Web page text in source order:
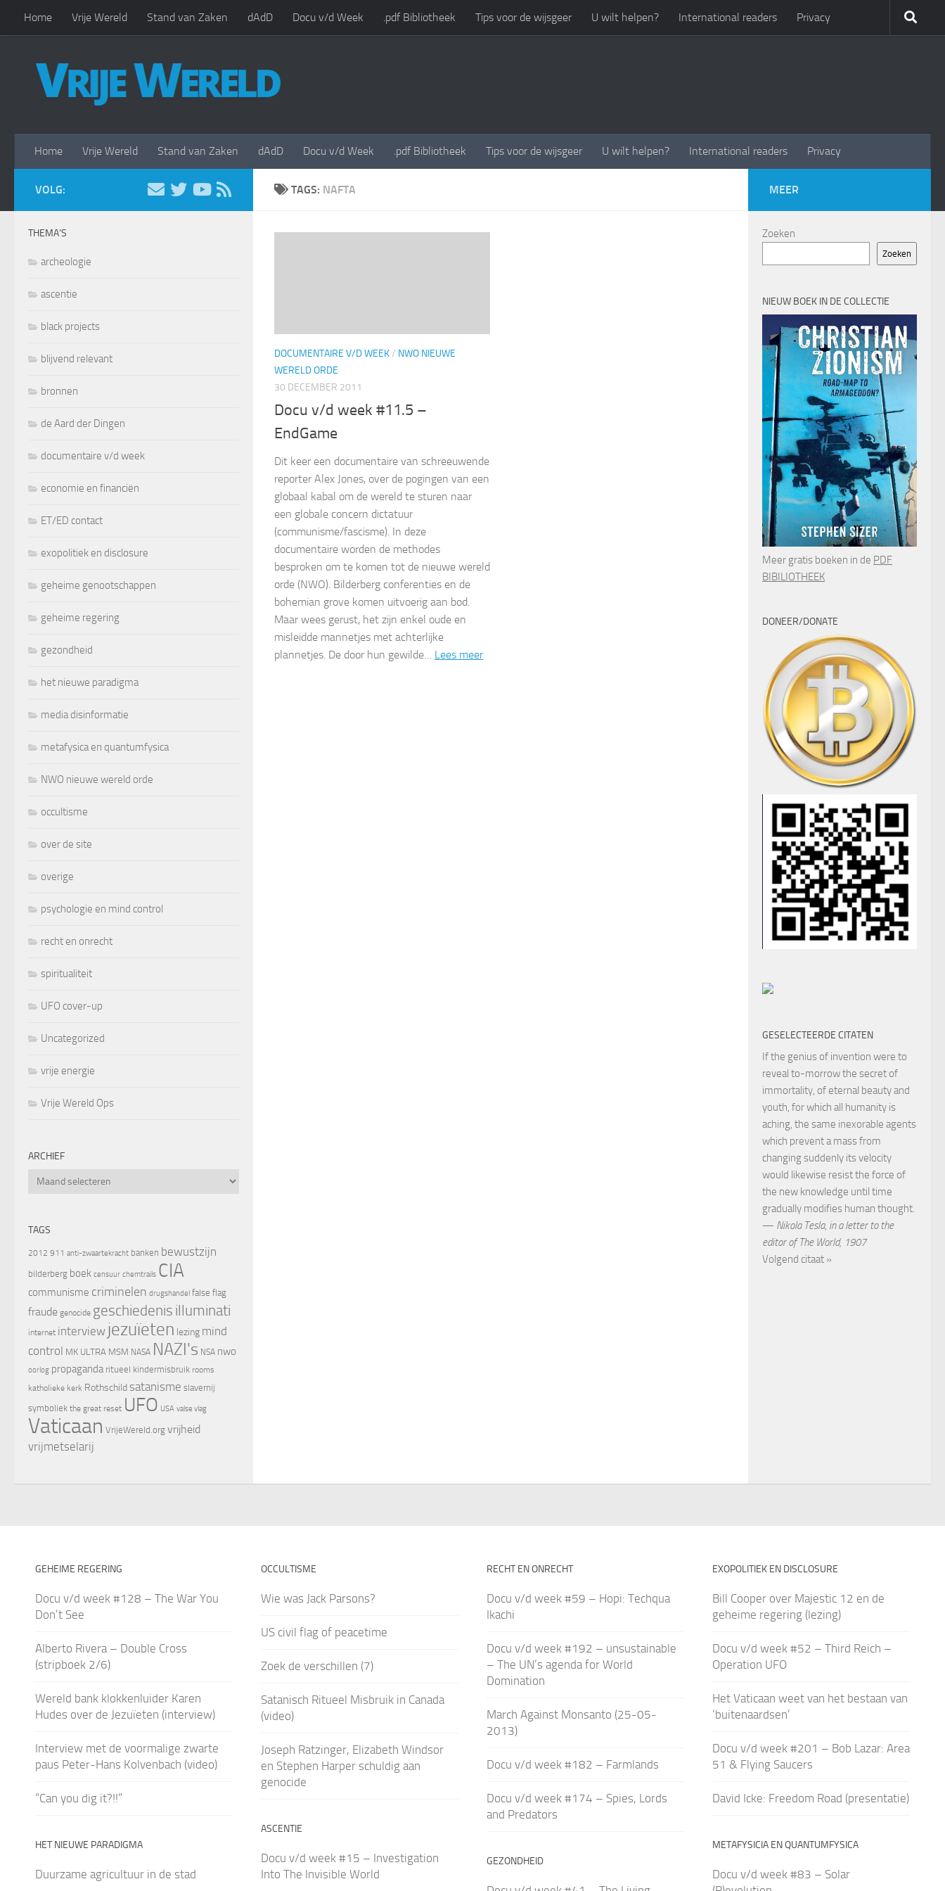
Doorgaan naar inhoud
Home Vrije Wereld Stand van Zaken dAdD Docu v/d Week .pdf Bibliotheek Tips voor de wijsgeer U wilt helpen? International readers Privacy
Home Vrije Wereld Stand van Zaken dAdD Docu v/d Week .pdf Bibliotheek Tips voor de wijsgeer U wilt helpen? International readers Privacy
TAGS: NAFTA
DOCUMENTAIRE V/D WEEK/ NWO NIEUWE
WERELD ORDE
30 DECEMBER 2011
Docu v/d week #11.5 –
EndGame
Dit keer een documentaire van schreeuwende
reporter Alex Jones, over de pogingen van een
globaal kabal om de wereld te sturen naar
een globale concern dictatuur
(communisme/fascisme). In deze
documentaire worden de methodes
besproken om te komen tot de nieuwe wereld
orde (NWO). Bilderberg conferenties en de
bohemian grove komen uitvoerig aan bod.
Maar wees gerust, het zijn enkel oude en
misleidde mannetjes met achterlijke
plannetjes. De door hun gewilde… Lees meer
VOLG:
THEMA’S
archeologie
ascentie
black projects
blijvend relevant
bronnen
de Aard der Dingen
documentaire v/d week
economie en financiën
ET/ED contact
exopolitiek en disclosure
geheime genootschappen
geheime regering
gezondheid
het nieuwe paradigma
media disinformatie
metafysica en quantumfysica
NWO nieuwe wereld orde
occultisme
over de site
overige
psychologie en mind control
recht en onrecht
spiritualiteit
UFO cover-up
Uncategorized
vrije energie
Vrije Wereld Ops
ARCHIEF
Archief
TAGS
2012 911 anti-zwaartekracht banken bewustzijn
bilderberg boek censuur chemtrails CIA
communisme criminelen drugshandel false flag
fraude genocide geschiedenis illuminati
internet interview jezuïeten lezing mind
control MK ULTRA MSM NASA NAZI's NSA nwo
oorlog propaganda ritueel kindermisbruik rooms
katholieke kerk Rothschild satanisme slavernij
symboliek the great reset UFO USA valse vlag
Vaticaan VrijeWereld.org vrijheid
vrijmetselarij
MEER
Zoeken
Zoeken
NIEUW BOEK IN DE COLLECTIE
Meer gratis boeken in de PDF
BIBILIOTHEEK
DONEER/DONATE
GESELECTEERDE CITATEN
If the genius of invention were to
reveal to-morrow the secret of
immortality, of eternal beauty and
youth, for which all humanity is
aching, the same inexorable agents
which prevent a mass from
changing suddenly its velocity
would likewise resist the force of
the new knowledge until time
gradually modifies human thought.
— Nikola Tesla, in a letter to the
editor of The World, 1907
Volgend citaat »
GEHEIME REGERING
Docu v/d week #128 – The War You
Don’t See
Alberto Rivera – Double Cross
(stripboek 2/6)
Wereld bank klokkenluider Karen
Hudes over de Jezuïeten (interview)
Interview met de voormalige zwarte
paus Peter-Hans Kolvenbach (video)
“Can you dig it?!!”
HET NIEUWE PARADIGMA
Duurzame agricultuur in de stad
OCCULTISME
Wie was Jack Parsons?
US civil flag of peacetime
Zoek de verschillen (7)
Satanisch Ritueel Misbruik in Canada
(video)
Joseph Ratzinger, Elizabeth Windsor
en Stephen Harper schuldig aan
genocide
ASCENTIE
Docu v/d week #15 – Investigation
Into The Invisible World
RECHT EN ONRECHT
Docu v/d week #59 – Hopi: Techqua
Ikachi
Docu v/d week #192 – unsustainable
– The UN’s agenda for World
Domination
March Against Monsanto (25-05-
2013)
Docu v/d week #182 – Farmlands
Docu v/d week #174 – Spies, Lords
and Predators
GEZONDHEID
EXOPOLITIEK EN DISCLOSURE
Bill Cooper over Majestic 12 en de
geheime regering (lezing)
Docu v/d week #52 – Third Reich –
Operation UFO
Het Vaticaan weet van het bestaan van
‘buitenaardsen’
Docu v/d week #201 – Bob Lazar: Area
51 & Flying Saucers
David Icke: Freedom Road (presentatie)
METAFYSICIA EN QUANTUMFYSICA
Docu v/d week #83 – Solar